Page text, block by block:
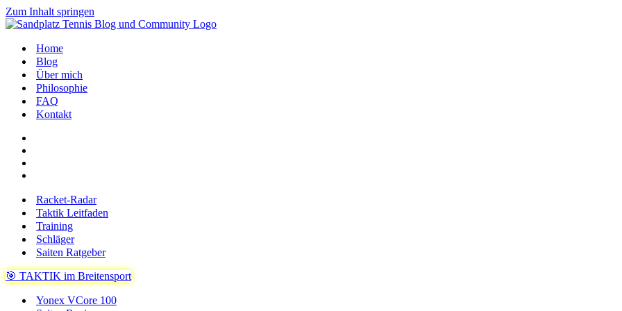
Zum Inhalt springen
Home
Blog
Über mich
Philosophie
FAQ
Kontakt
Racket-Radar
Taktik Leitfaden
Training
Schläger
Saiten Ratgeber
🎯 TAKTIK im Breitensport
Yonex VCore 100